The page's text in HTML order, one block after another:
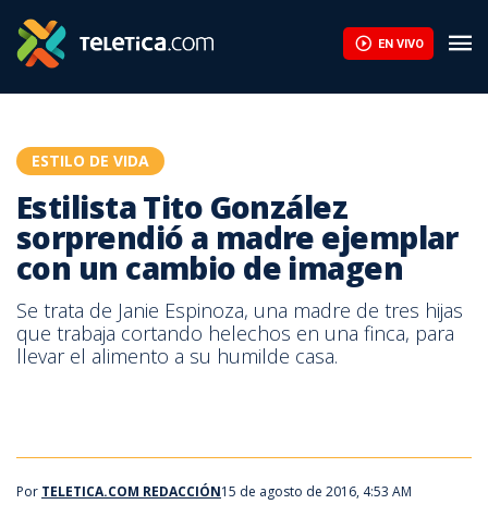
EN VIVO
ESTILO DE VIDA
Estilista Tito González
sorprendió a madre ejemplar
con un cambio de imagen
Se trata de Janie Espinoza, una madre de tres hijas
que trabaja cortando helechos en una finca, para
llevar el alimento a su humilde casa.
Por TELETICA.COM REDACCIÓN15 de agosto de 2016, 4:53 AM